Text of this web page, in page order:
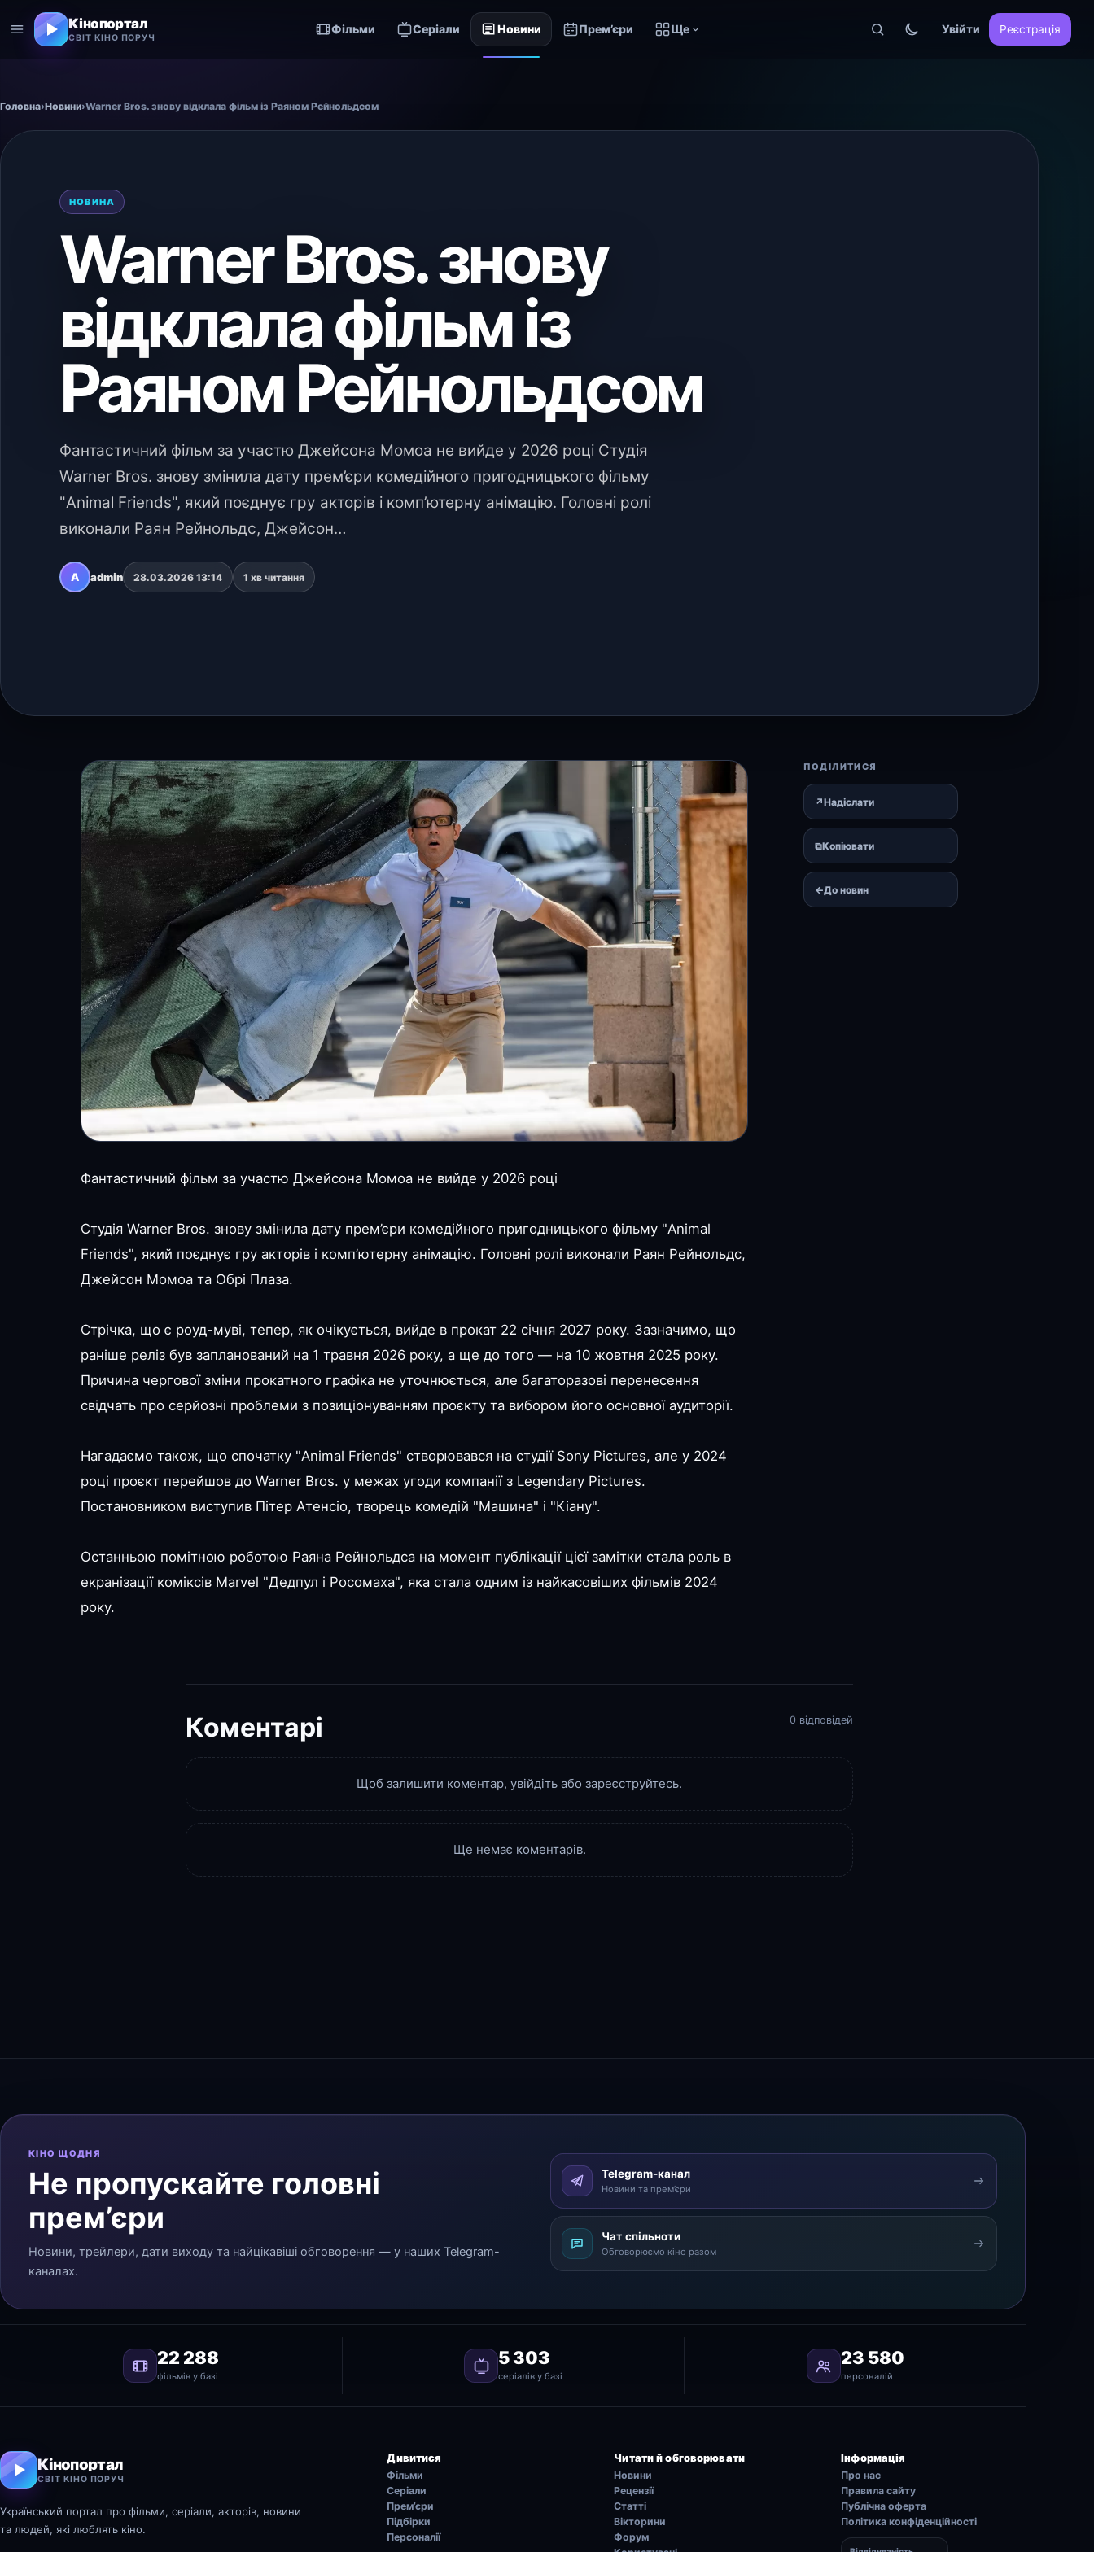
Кінопортал
СВІТ КІНО ПОРУЧ
Фільми Серіали Новини Прем’єри Ще Увійти Реєстрація
Головна›Новини›Warner Bros. знову відклала фільм із Раяном Рейнольдсом
НОВИНА
Warner Bros. знову
відклала фільм із
Раяном Рейнольдсом
Фантастичний фільм за участю Джейсона Момоа не вийде у 2026 році Студія
Warner Bros. знову змінила дату прем’єри комедійного пригодницького фільму
"Animal Friends", який поєднує гру акторів і комп’ютерну анімацію. Головні ролі
виконали Раян Рейнольдс, Джейсон…
A admin 28.03.2026 13:14 1 хв читання
Фантастичний фільм за участю Джейсона Момоа не вийде у 2026 році
Студія Warner Bros. знову змінила дату прем’єри комедійного пригодницького фільму "Animal
Friends", який поєднує гру акторів і комп’ютерну анімацію. Головні ролі виконали Раян Рейнольдс,
Джейсон Момоа та Обрі Плаза.
Стрічка, що є роуд-муві, тепер, як очікується, вийде в прокат 22 січня 2027 року. Зазначимо, що
раніше реліз був запланований на 1 травня 2026 року, а ще до того — на 10 жовтня 2025 року.
Причина чергової зміни прокатного графіка не уточнюється, але багаторазові перенесення
свідчать про серйозні проблеми з позиціонуванням проєкту та вибором його основної аудиторії.
Нагадаємо також, що спочатку "Animal Friends" створювався на студії Sony Pictures, але у 2024
році проєкт перейшов до Warner Bros. у межах угоди компанії з Legendary Pictures.
Постановником виступив Пітер Атенсіо, творець комедій "Машина" і "Кіану".
Останньою помітною роботою Раяна Рейнольдса на момент публікації цієї замітки стала роль в
екранізації коміксів Marvel "Дедпул і Росомаха", яка стала одним із найкасовіших фільмів 2024
року.
ПОДІЛИТИСЯ
↗Надіслати
⧉Копіювати
←До новин
Коментарі 0 відповідей
Щоб залишити коментар, увійдіть або зареєструйтесь.
Ще немає коментарів.
КІНО ЩОДНЯ
Не пропускайте головні
прем’єри
Новини, трейлери, дати виходу та найцікавіші обговорення — у наших Telegram-
каналах.
Telegram-канал
Новини та прем’єри
Чат спільноти
Обговорюємо кіно разом
22 288
фільмів у базі
5 303
серіалів у базі
23 580
персоналій
Кінопортал
СВІТ КІНО ПОРУЧ
Український портал про фільми, серіали, акторів, новини
та людей, які люблять кіно.
Дивитися
Фільми
Серіали
Прем’єри
Підбірки
Персоналії
Читати й обговорювати
Новини
Рецензії
Статті
Вікторини
Форум
Інформація
Про нас
Правила сайту
Публічна оферта
Політика конфіденційності